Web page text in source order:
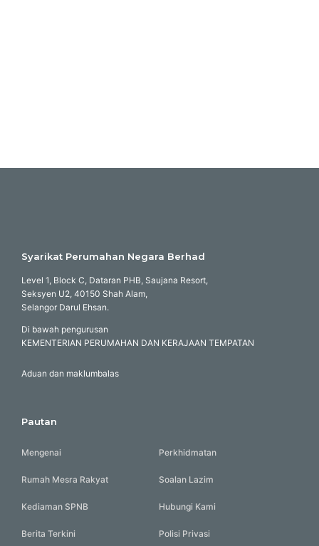
Syarikat Perumahan Negara Berhad
Level 1, Block C, Dataran PHB, Saujana Resort,
Seksyen U2, 40150 Shah Alam,
Selangor Darul Ehsan.
Di bawah pengurusan
KEMENTERIAN PERUMAHAN DAN KERAJAAN TEMPATAN
Aduan dan maklumbalas
Pautan
Mengenai Perkhidmatan
Rumah Mesra Rakyat Soalan Lazim
Kediaman SPNB Hubungi Kami
Berita Terkini Polisi Privasi